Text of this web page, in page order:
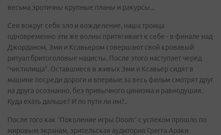
весьма эротичны крупные планы и ракурсы...
Сея вокруг себя зло и вожделение, наша троица
одновременно эти же волны притягивает к себе - в финале над
Джорданом, Эми и Ксавьером совершают свой кровавый
ритуал бритоголовые нацисты. После этого наступает черед
“чистилища”. Оставшиеся в живых Эми и Ксавьер сидят в
машине посреди дороги и впервые за весь фильм смотрят друг
на друга осознанно, без привычного цинизма и равнодушия.
Куда ехать дальше? И по пути ли им?..
После того как “Поколение игры Doom” с успехом прошло по
мировым экранам, зрительская аудитория Грегга Араки